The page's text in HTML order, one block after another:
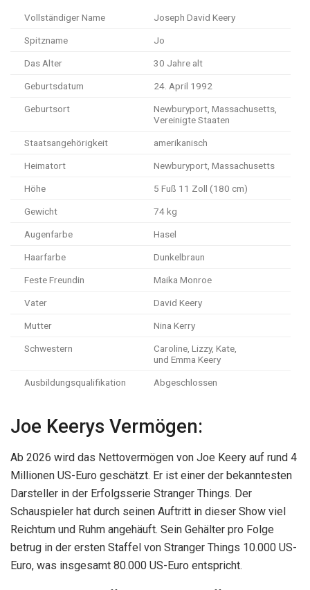
Vollständiger Name Joseph David Keery
Spitzname Jo
Das Alter 30 Jahre alt
Geburtsdatum 24. April 1992
Geburtsort
Newburyport, Massachusetts,
Vereinigte Staaten
Staatsangehörigkeit amerikanisch
Heimatort Newburyport, Massachusetts
Höhe 5 Fuß 11 Zoll (180 cm)
Gewicht 74 kg
Augenfarbe Hasel
Haarfarbe Dunkelbraun
Feste Freundin Maika Monroe
Vater David Keery
Mutter Nina Kerry
Schwestern
Caroline, Lizzy, Kate,
und Emma Keery
Ausbildungsqualifikation Abgeschlossen
Joe Keerys Vermögen:
Ab 2026 wird das Nettovermögen von Joe Keery auf rund 4
Millionen US-Euro geschätzt. Er ist einer der bekanntesten
Darsteller in der Erfolgsserie Stranger Things. Der
Schauspieler hat durch seinen Auftritt in dieser Show viel
Reichtum und Ruhm angehäuft. Sein Gehälter pro Folge
betrug in der ersten Staffel von Stranger Things 10.000 US-
Euro, was insgesamt 80.000 US-Euro entspricht.